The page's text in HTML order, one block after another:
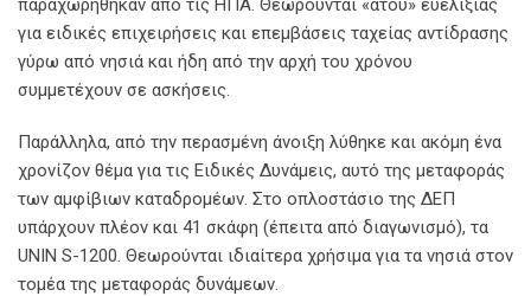
παραχωρήθηκαν από τις ΗΠΑ. Θεωρούνται «ατού» ευελιξίας
για ειδικές επιχειρήσεις και επεμβάσεις ταχείας αντίδρασης
γύρω από νησιά και ήδη από την αρχή του χρόνου
συμμετέχουν σε ασκήσεις.
Παράλληλα, από την περασμένη άνοιξη λύθηκε και ακόμη ένα
χρονίζον θέμα για τις Ειδικές Δυνάμεις, αυτό της μεταφοράς
των αμφίβιων καταδρομέων. Στο οπλοστάσιο της ΔΕΠ
υπάρχουν πλέον και 41 σκάφη (έπειτα από διαγωνισμό), τα
UNIN S-1200. Θεωρούνται ιδιαίτερα χρήσιμα για τα νησιά στον
τομέα της μεταφοράς δυνάμεων.